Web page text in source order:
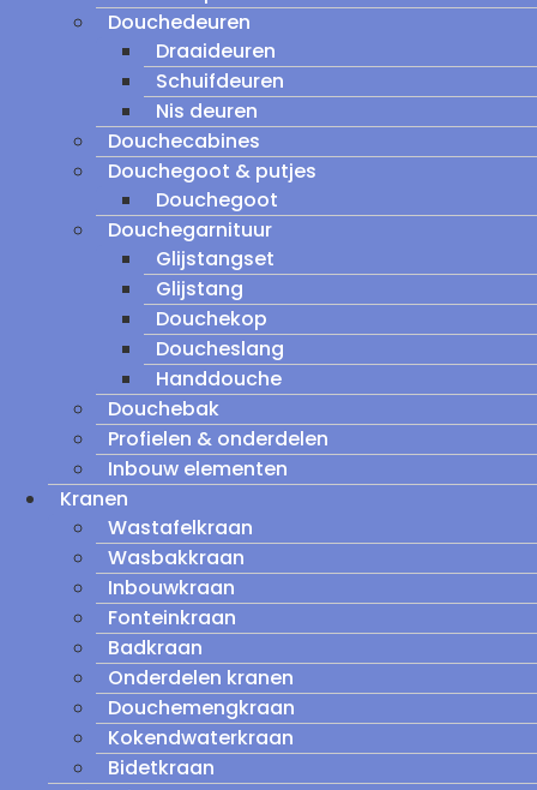
Douchedeuren
Draaideuren
Schuifdeuren
Nis deuren
Douchecabines
Douchegoot & putjes
Douchegoot
Douchegarnituur
Glijstangset
Glijstang
Douchekop
Doucheslang
Handdouche
Douchebak
Profielen & onderdelen
Inbouw elementen
Kranen
Wastafelkraan
Wasbakkraan
Inbouwkraan
Fonteinkraan
Badkraan
Onderdelen kranen
Douchemengkraan
Kokendwaterkraan
Bidetkraan